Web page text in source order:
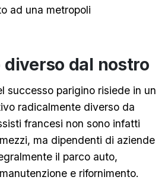
ad una metropoli
diverso dal nostro
successo parigino risiede in un
radicalmente diverso da
francesi non sono infatti
ma dipendenti di aziende
il parco auto,
e rifornimento.